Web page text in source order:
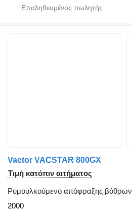
Vactor VACSTAR 800GX
Τιμή κατόπιν αιτήματος
Ρυμουλκούμενο απόφραξης βόθρων
2000